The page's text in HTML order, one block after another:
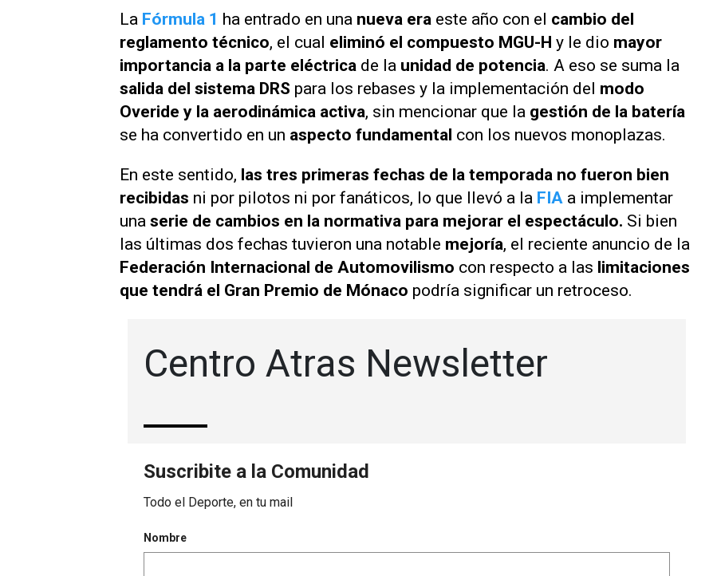
La Fórmula 1 ha entrado en una nueva era este año con el cambio del
reglamento técnico, el cual eliminó el compuesto MGU-H y le dio mayor
importancia a la parte eléctrica de la unidad de potencia. A eso se suma la
salida del sistema DRS para los rebases y la implementación del modo
Overide y la aerodinámica activa, sin mencionar que la gestión de la batería
se ha convertido en un aspecto fundamental con los nuevos monoplazas.
En este sentido, las tres primeras fechas de la temporada no fueron bien
recibidas ni por pilotos ni por fanáticos, lo que llevó a la FIA a implementar
una serie de cambios en la normativa para mejorar el espectáculo. Si bien
las últimas dos fechas tuvieron una notable mejoría, el reciente anuncio de la
Federación Internacional de Automovilismo con respecto a las limitaciones
que tendrá el Gran Premio de Mónaco podría significar un retroceso.